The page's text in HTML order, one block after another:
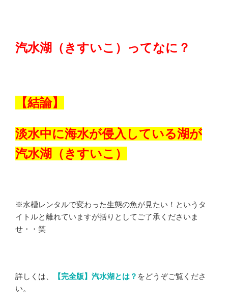
汽水湖（きすいこ）ってなに？
【結論】
淡水中に海水が侵入している湖が
汽水湖（きすいこ）
※水槽レンタルで変わった生態の魚が見たい！というタ
イトルと離れていますが括りとしてご了承くださいま
せ・・笑
詳しくは、 【完全版】汽水湖とは？ をどうぞご覧くださ
い。